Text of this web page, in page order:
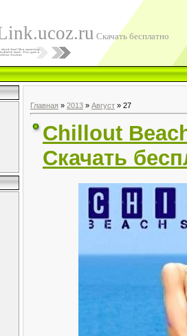
Скачать бесплатно
Главная » 2013 » Август » 27
Chillout
Скачать